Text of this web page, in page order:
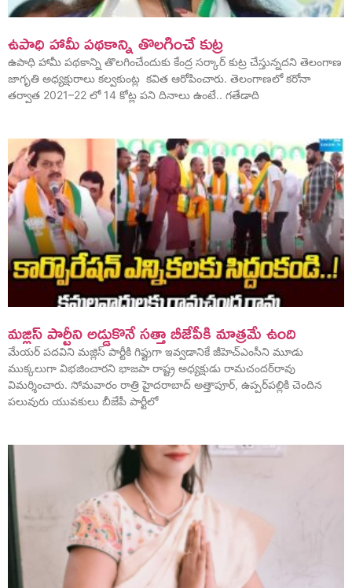
ఉపాధి హామీ పథకాన్ని తొలగించే​ కుట్ర
ఉపాధి హామీ పథకాన్ని తొలగించేందుకు కేంద్ర సర్కార్​ కుట్ర చేస్తున్నదని తెలంగాణ
జాగృతి అధ్యక్షురాలు కల్వకుంట్ల కవిత ఆరోపించారు. తెలంగాణలో కరోనా
తర్వాత 2021–22 లో 14 కోట్ల పని దినాలు ఉంటే.. గతేడాది
మజ్లిస్‌ పార్టీని అడ్డుకొనే సత్తా బీజేపీకి మాత్రమే ఉంది
మేయర్‌ పదవిని మజ్లిస్‌ పార్టీకి గిఫ్టుగా ఇవ్వడానికే జీహెచ్‌ఎంసీని మూడు
ముక్కలుగా విభజించారని భాజపా రాష్ట్ర అధ్యక్షుడు రామచందర్‌రావు
విమర్శించారు. సోమవారం రాత్రి హైదరాబాద్‌ అత్తాపూర్‌, ఉప్పర్‌పల్లికి చెందిన
పలువురు యువకులు బీజేపీ పార్టీలో